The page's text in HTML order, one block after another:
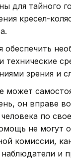
для тайного
кресел-
обеспечить
зрения и
может
он вправе
по
не могут
комиссии,
и